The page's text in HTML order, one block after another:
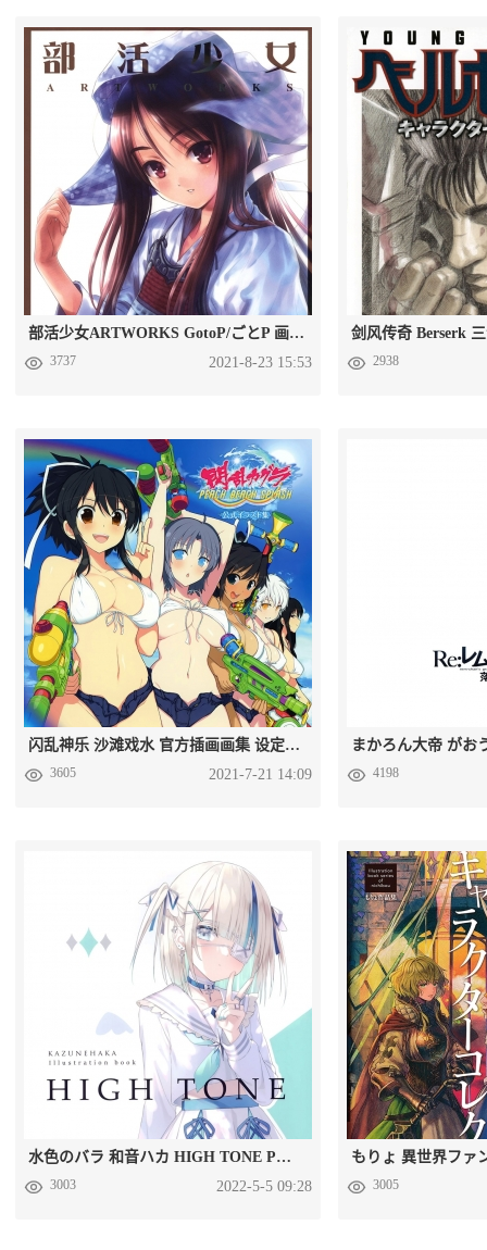
部活少女ARTWORKS GotoP/ごとP 画集百度网盘下载
3737 2021-8-23 15:53 2938
闪乱神乐 沙滩戏水 官方插画画集 设定资料集百度网盘下载
3605 2021-7-21 14:09 4198
水色のバラ 和音ハカ HIGH TONE P站画师超萌画集 百度网盘下载
3003 2022-5-5 09:28 3005